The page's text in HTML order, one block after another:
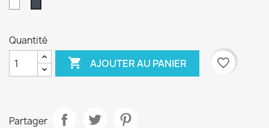
Quantité
 AJOUTER AU PANIER favorite_border
Partager